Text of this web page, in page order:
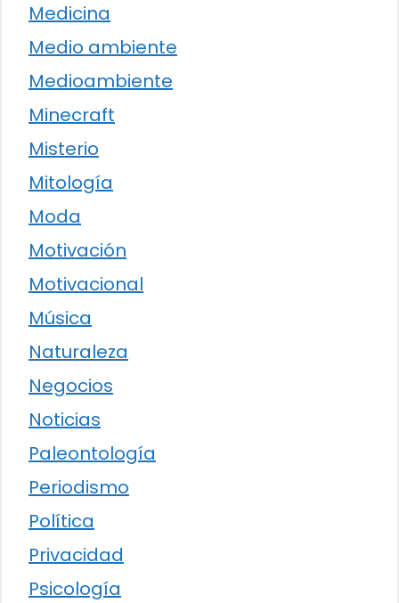
Medicina
Medio ambiente
Medioambiente
Minecraft
Misterio
Mitología
Moda
Motivación
Motivacional
Música
Naturaleza
Negocios
Noticias
Paleontología
Periodismo
Política
Privacidad
Psicología